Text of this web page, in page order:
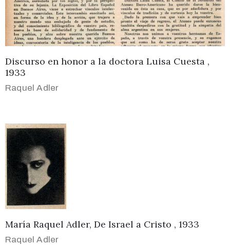
Discurso en honor a la doctora Luisa Cuesta ,
1933
Raquel Adler
María Raquel Adler, De Israel a Cristo , 1933
Raquel Adler